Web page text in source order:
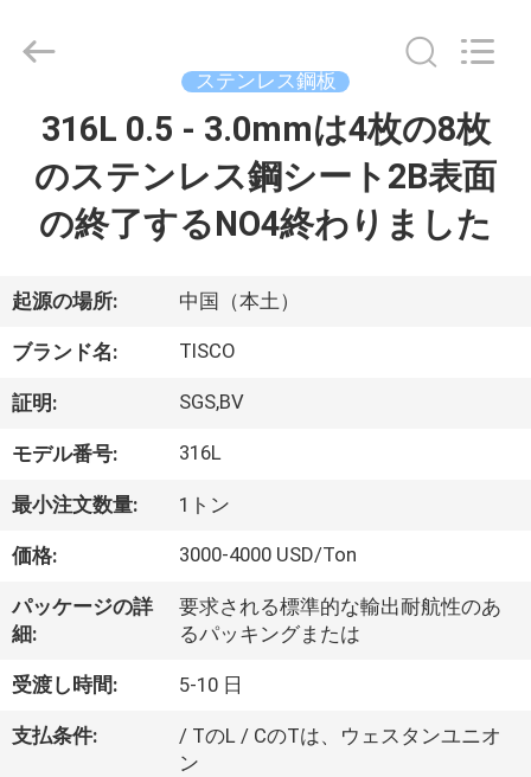
ダ
ク
ト
私
に
つ
い
て
JIANGSU
LIMITED.
Reserved.
ステンレス鋼板
316L 0.5 - 3.0mmは4枚の8枚
のステンレス鋼シート2B表面
の終了するNO4終わりました
起源の場所: 中国（本土）
ブランド名: TISCO
証明: SGS,BV
モデル番号: 316L
最小注文数量: 1トン
価格: 3000-4000 USD/Ton
パッケージの詳
細:
要求される標準的な輸出耐航性のあ
るパッキングまたは
受渡し時間: 5-10 日
支払条件:
/ TのL / CのTは、ウェスタンユニオ
ン